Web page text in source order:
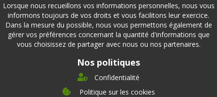
Lorsque nous recueillons vos informations personnelles, nous vous
informons toujours de vos droits et vous facilitons leur exercice.
Dans la mesure du possible, nous vous permettons également de
gérer vos préférences concernant la quantité d'informations que
vous choisissez de partager avec nous ou nos partenaires.
Nos politiques
Confidentialité
Politique sur les cookies